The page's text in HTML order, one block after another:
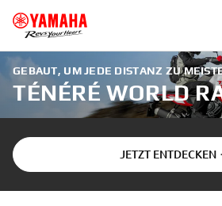
GEBAUT, UM JEDE DISTANZ ZU
TÉNÉRÉ WORLD
JETZT ENTDECKEN